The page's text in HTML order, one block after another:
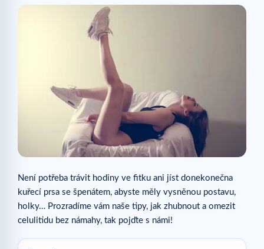
Není potřeba trávit hodiny ve fitku ani jíst donekonečna
kuřecí prsa se špenátem, abyste měly vysněnou postavu,
holky… Prozradíme vám naše tipy, jak zhubnout a omezit
celulitidu bez námahy, tak pojďte s námi!